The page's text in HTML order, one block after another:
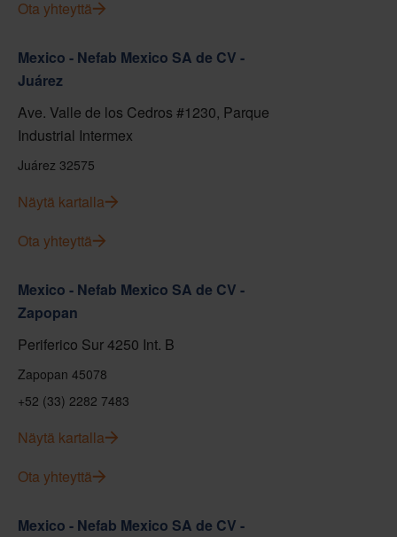
Ota yhteyttä
Mexico - Nefab Mexico SA de CV -
Juárez
Ave. Valle de los Cedros #1230, Parque
Industrial Intermex
Juárez 32575
Näytä kartalla
Ota yhteyttä
Mexico - Nefab Mexico SA de CV -
Zapopan
Periferico Sur 4250 Int. B
Zapopan 45078
+52 (33) 2282 7483
Näytä kartalla
Ota yhteyttä
Mexico - Nefab Mexico SA de CV -